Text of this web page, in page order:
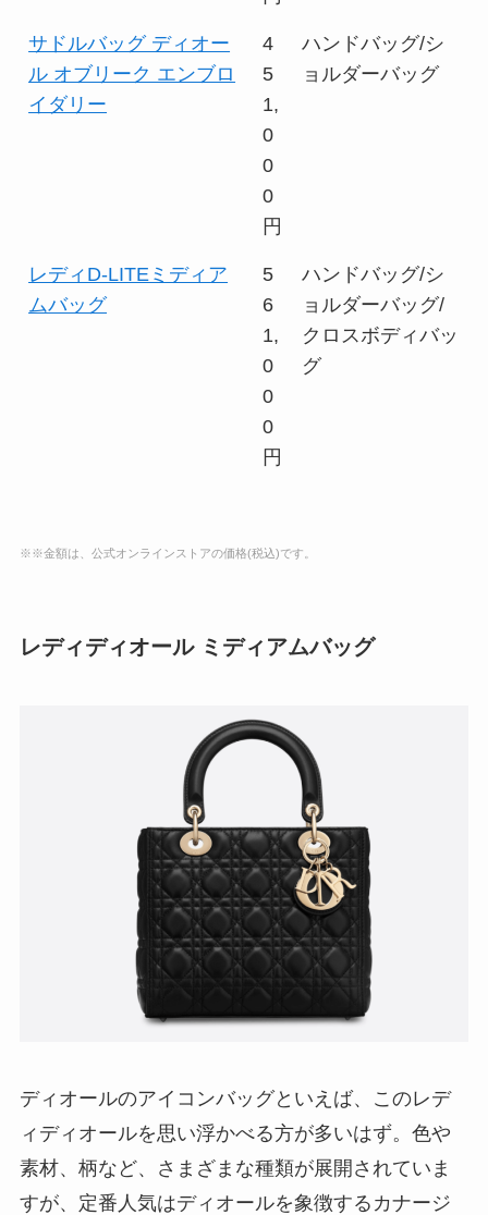
サドルバッグ ディオー
ル オブリーク エンブロ
イダリー
4
5
1,
0
0
0
円
ハンドバッグ/シ
ョルダーバッグ
レディD-LITEミディア
ムバッグ
5
6
1,
0
0
0
円
ハンドバッグ/シ
ョルダーバッグ/
クロスボディバッ
グ
※※金額は、公式オンラインストアの価格(税込)です。
レディディオール ミディアムバッグ
ディオールのアイコンバッグといえば、このレデ
ィディオールを思い浮かべる方が多いはず。色や
素材、柄など、さまざまな種類が展開されていま
すが、定番人気はディオールを象徴するカナージ